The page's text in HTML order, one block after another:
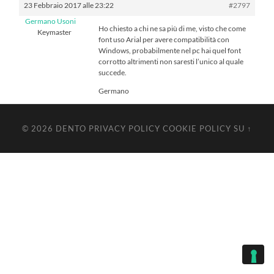
23 Febbraio 2017 alle 23:22
#2797
Germano Usoni
Keymaster
Ho chiesto a chi ne sa più di me, visto che come
font uso Arial per avere compatibilità con
Windows, probabilmente nel pc hai quel font
corrotto altrimenti non saresti l’unico al quale
succede.
Germano
© 2026 DENTO PRIVACY POLICY COOKIE POLICY SU ↑